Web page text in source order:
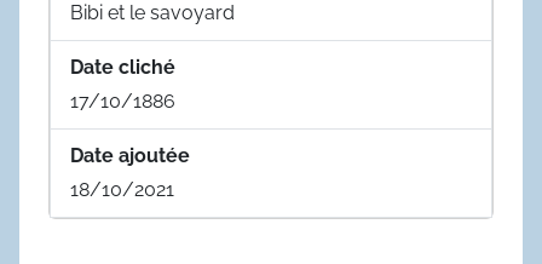
Bibi et le savoyard
Date cliché
17/10/1886
Date ajoutée
18/10/2021